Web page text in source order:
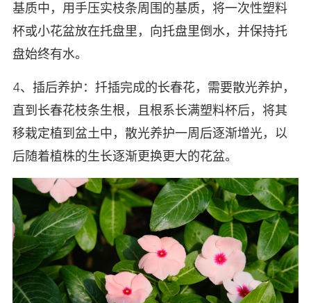
基质中，用手压实枝条周围的基质，将一次性塑料
杯或小花盆放在托盘里，向托盘里倒水，并保持托
盘始终有水。
4、插后养护：扦插完成的长春花，需要散光养护，
直到长春花枝条生根，且根系长满塑料杯后，将其
移栽定植到盆土中，散光养护一周后逐渐增光，以
后随着植株的生长逐渐更换更大的花盆。